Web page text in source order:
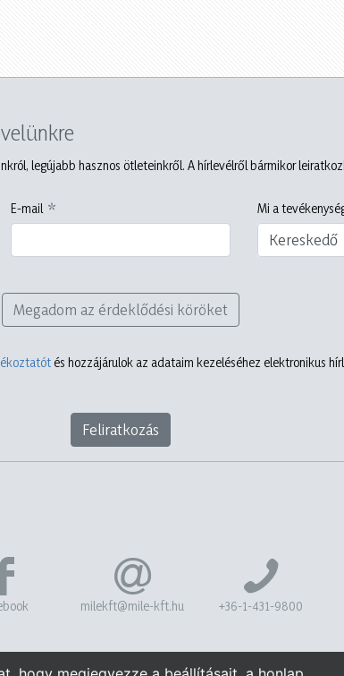
legújabb hasznos ötleteinkről. A hírlevélről bármikor
E-mail Mi a
Kereskedő
Megadom az érdeklődési köröket
és hozzájárulok az adataim kezeléséhez elektronikus
Feliratkozás
milekft@mile-kft.hu +36-1-431-9800